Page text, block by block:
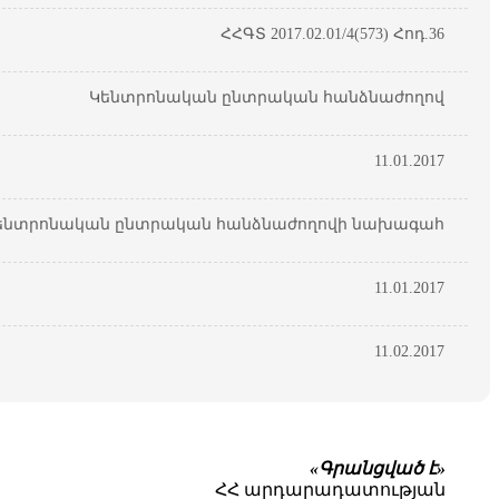
ՀՀԳՏ 2017.02.01/4(573) Հոդ.36
Կենտրոնական ընտրական հանձնաժողով
11.01.2017
ընտրական հանձնաժողովի նախագահ
11.01.2017
11.02.2017
«Գրանցված է»
ՀՀ արդարադատության